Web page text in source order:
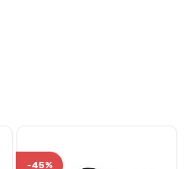
-45%